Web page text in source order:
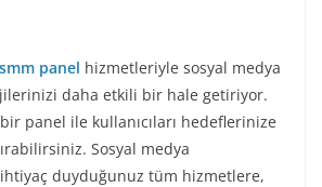
smm panel hizmetleriyle sosyal medya
daha etkili bir hale getiriyor.
panel ile kullanıcıları hedeflerinize
Sosyal medya
ihtiyaç duyduğunuz tüm hizmetlere,